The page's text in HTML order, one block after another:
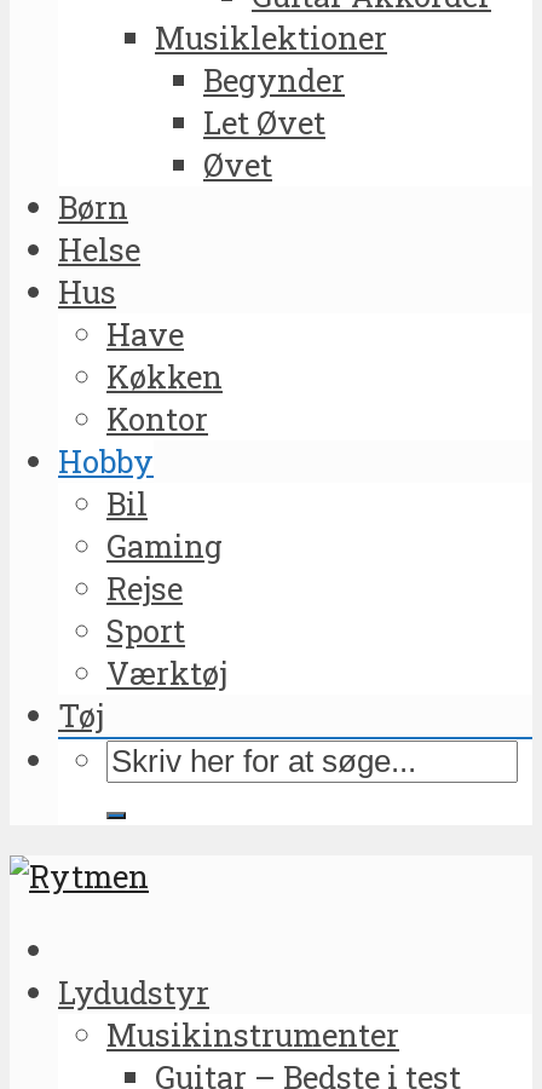
Musiklektioner
Begynder
Let Øvet
Øvet
Børn
Helse
Hus
Have
Køkken
Kontor
Hobby
Bil
Gaming
Rejse
Sport
Værktøj
Tøj
Lydudstyr
Musikinstrumenter
Guitar – Bedste i test